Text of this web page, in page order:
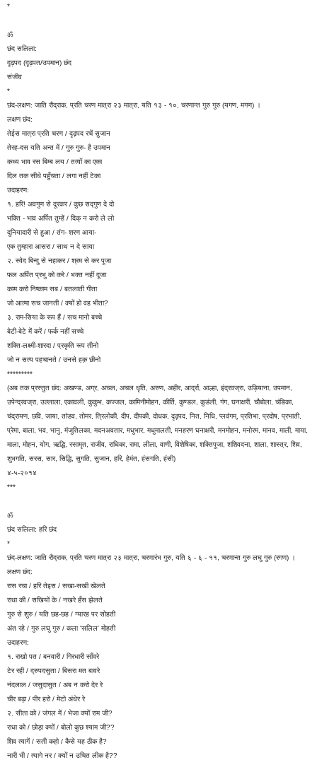
*
ॐ
छंद सलिला:
दृढ़पद (दृढ़पत/उपमान) छंद
संजीव
*
छंद-लक्षण: जाति रौद्राक, प्रति चरण मात्रा २३ मात्रा, यति १३ - १०, चरणान्त गुरु गुरु (यगण, मगण) ।
लक्षण छंद:
तेईस मात्रा प्रति चरण / दृढ़पद रचें सुजान
तेरह-दस यति अन्त में / गुरु गुरु- है उपमान
कथ्य भाव रस बिम्ब लय / तत्वों का एका
दिल तक सीधे पहुँचता / लगा नहीं टेका
उदाहरण:
१. हरि! अवगुण से दूरकर / कुछ सद्गुण दे दो
भक्ति - भाव अर्पित तुम्हें / दिक् न करो ले लो
दुनियादारी से हुआ / तंग- शरण आया-
एक तुम्हारा आसरा / साथ न दे साया
२. स्वेद बिन्दु से नहाकर / श्रम से कर पूजा
फल अर्पित प्रभु को करे / भक्त नहीं दूजा
काम करो निष्काम सब / बतलाती गीता
जो आत्मा सच जानती / क्यों हो वह भीता?
३. राम-सिया के रूप हैं / सच मानो बच्चे
बेटी-बेटे में करें / फर्क नहीं सच्चे
शक्ति-लक्ष्मी-शारदा / प्रकृति रूप तीनो
जो न सत्य पहचानते / उनसे हक़ छीनो
*********
(अब तक प्रस्तुत छंद: अखण्ड, अग्र, अचल, अचल धृति, अरुण, अहीर, आर्द्रा, आल्हा, इंद्रवज्रा, उड़ियाना, उपमान,
उपेन्द्रवज्रा, उल्लाला, एकावली, कुकुभ, कज्जल, कामिनीमोहन, कीर्ति, कुण्डल, कुडंली, गंग, घनाक्षरी, चौबोला, चंडिका,
चंद्रायण, छवि, जाया, तांडव, तोमर, त्रिलोकी, दीप, दीपकी, दोधक, दृढ़पद, नित, निधि, प्लवंगम्, प्रतिभा, प्रदोष, प्रभाती,
प्रेमा, बाला, भव, भानु, मंजुतिलका, मदनअवतार, मधुभार, मधुमालती, मनहरण घनाक्षरी, मनमोहन, मनोरम, मानव, माली, माया,
माला, मोहन, योग, ऋद्धि, रसामृत, राजीव, राधिका, रामा, लीला, वाणी, विशेषिका, शक्तिपूजा, शशिवदना, शाला, शास्त्र, शिव,
शुभगति, सरस, सार, सिद्धि, सुगति, सुजान, हरि, हेमंत, हंसगति, हंसी)
४-५-२०१४
***
ॐ
छंद सलिला: हरि छंद
*
छंद-लक्षण: जाति रौद्राक, प्रति चरण मात्रा २३ मात्रा, चरणारंभ गुरु, यति ६ - ६ - ११, चरणान्त गुरु लघु गुरु (रगण) ।
लक्षण छंद:
रास रचा / हरि तेइस / सखा-सखी खेलते
राधा की / सखियों के / नखरे हँस झेलते
गुरु से शुरु / यति छह-छह / ग्यारह पर सोहती
अंत रहे / गुरु लघु गुरु / कला 'सलिल' मोहती
उदाहरण:
१. राखो पत / बनवारी / गिरधारी साँवरे
टेर रही / द्रुपदसुता / बिसरा मत बावरे
नंदलाल / जसुदासुत / अब न करो देर रे
चीर बढ़ा / पीर हरो / मेटो अंधेर रे
२. सीता को / जंगल में / भेजा क्यों राम जी?
राधा को / छोड़ा क्यों / बोलो कुछ श्याम जी??
शिव त्यागें / सती कहो / कैसे यह ठीक है?
नारी भी / त्यागे नर / क्यों न उचित लीक है??